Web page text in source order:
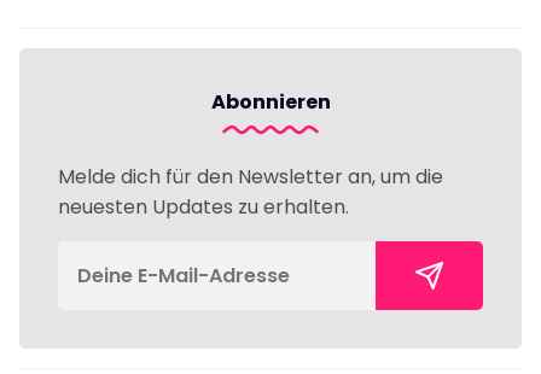
Abonnieren
Melde dich für den Newsletter an, um die
neuesten Updates zu erhalten.